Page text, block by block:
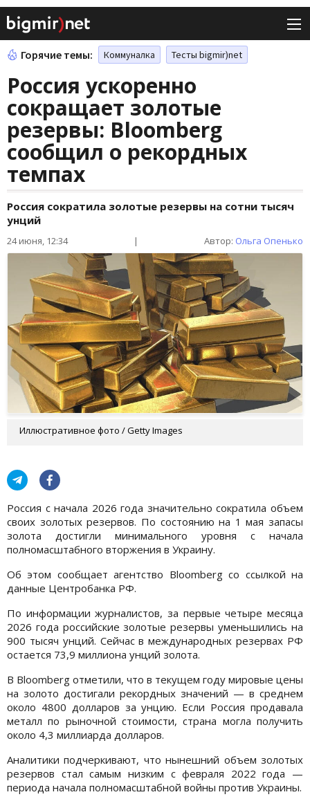
Горячие темы: Коммуналка Тесты bigmir)net
Россия ускоренно
сокращает золотые
резервы: Bloomberg
сообщил о рекордных
темпах
Россия сократила золотые резервы на сотни тысяч
унций
24 июня, 12:34 | Автор: Ольга Опенько
Иллюстративное фото / Getty Images
Россия с начала 2026 года значительно сократила объем
своих золотых резервов. По состоянию на 1 мая запасы
золота достигли минимального уровня с начала
полномасштабного вторжения в Украину.
Об этом сообщает агентство Bloomberg со ссылкой на
данные Центробанка РФ.
По информации журналистов, за первые четыре месяца
2026 года российские золотые резервы уменьшились на
900 тысяч унций. Сейчас в международных резервах РФ
остается 73,9 миллиона унций золота.
В Bloomberg отметили, что в текущем году мировые цены
на золото достигали рекордных значений — в среднем
около 4800 долларов за унцию. Если Россия продавала
металл по рыночной стоимости, страна могла получить
около 4,3 миллиарда долларов.
Аналитики подчеркивают, что нынешний объем золотых
резервов стал самым низким с февраля 2022 года —
периода начала полномасштабной войны против Украины.